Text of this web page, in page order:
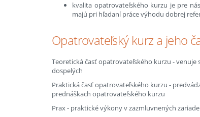
kvalita opatrovateľského kurzu je pre
majú pri hľadaní práce výhodu dobrej
Opatrovateľský kurz a jeho
Teoretická časť opatrovateľského kurzu -
dospelých
Praktická časť opatrovateľského kurzu -
prednáškach opatrovateľského kurzu
Prax - praktické výkony v zazmluvnených